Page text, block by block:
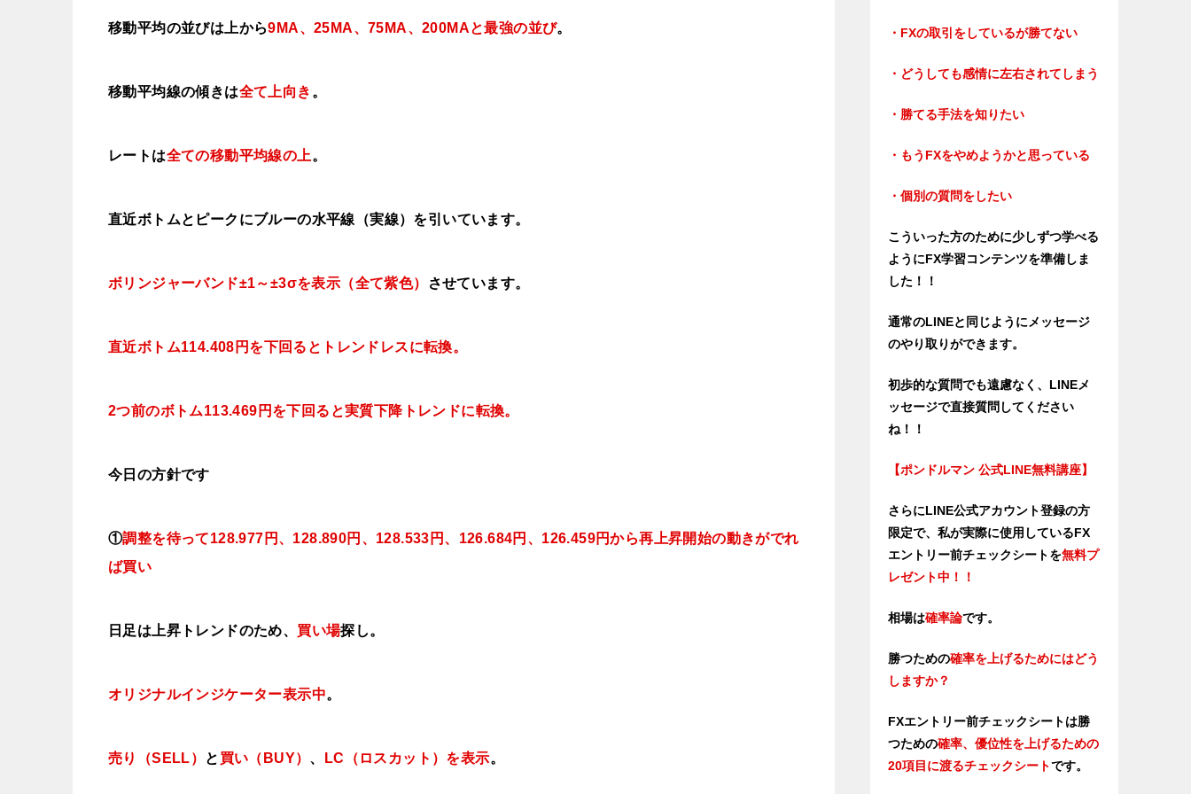
移動平均の並びは上から9MA、25MA、75MA、200MAと最強の並び。
移動平均線の傾きは全て上向き 。
レートは全ての移動平均線の上。
直近ボトムとピークにブルーの水平線（実線）を引いています。
ボリンジャーバンド±1～±3σを表示（全て紫色） させています。
直近ボトム114.408円を下回ると トレンドレスに転換。
2つ前のボトム113.469円を下回ると実質下降トレンドに転換。
今日 の方針です
①調整を待って128.977円、128.890円、128.533円、126.684円、126.459円から再上昇開始の動きがでれ
ば買い
日足は上昇トレンドのため、 買い場探し。
オリジナルインジケーター表示中。
売り（SELL） と 買い（BUY） 、 LC（ロスカット）を表示。
・FXの取引をしているが勝てない
・どうしても感情に左右されてしまう
・勝てる手法を知りたい
・もうFXをやめようかと思っている
・個別の質問をしたい
こういった方のために少しずつ学べる
ようにFX学習コンテンツを準備しま
した！！
通常のLINEと同じようにメッセージ
のやり取りができます。
初歩的な質問でも遠慮なく、LINEメ
ッセージで直接質問してください
ね！！
【ポンドルマン 公式LINE無料講座】
さらにLINE公式アカウント登録の方
限定で、私が実際に使用しているFX
エントリー前チェックシートを無料プ
レゼント中！！
相場は確率論です。
勝つための確率を上げるためにはどう
しますか？
FXエントリー前チェックシートは勝
つための確率、優位性を上げるための
20項目に渡るチェックシートです。